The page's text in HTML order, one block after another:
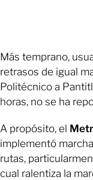
Más temprano,
retrasos de igual
Politécnico a
horas, no se ha
A propósito, el
implementó
rutas,
cual ralentiza la